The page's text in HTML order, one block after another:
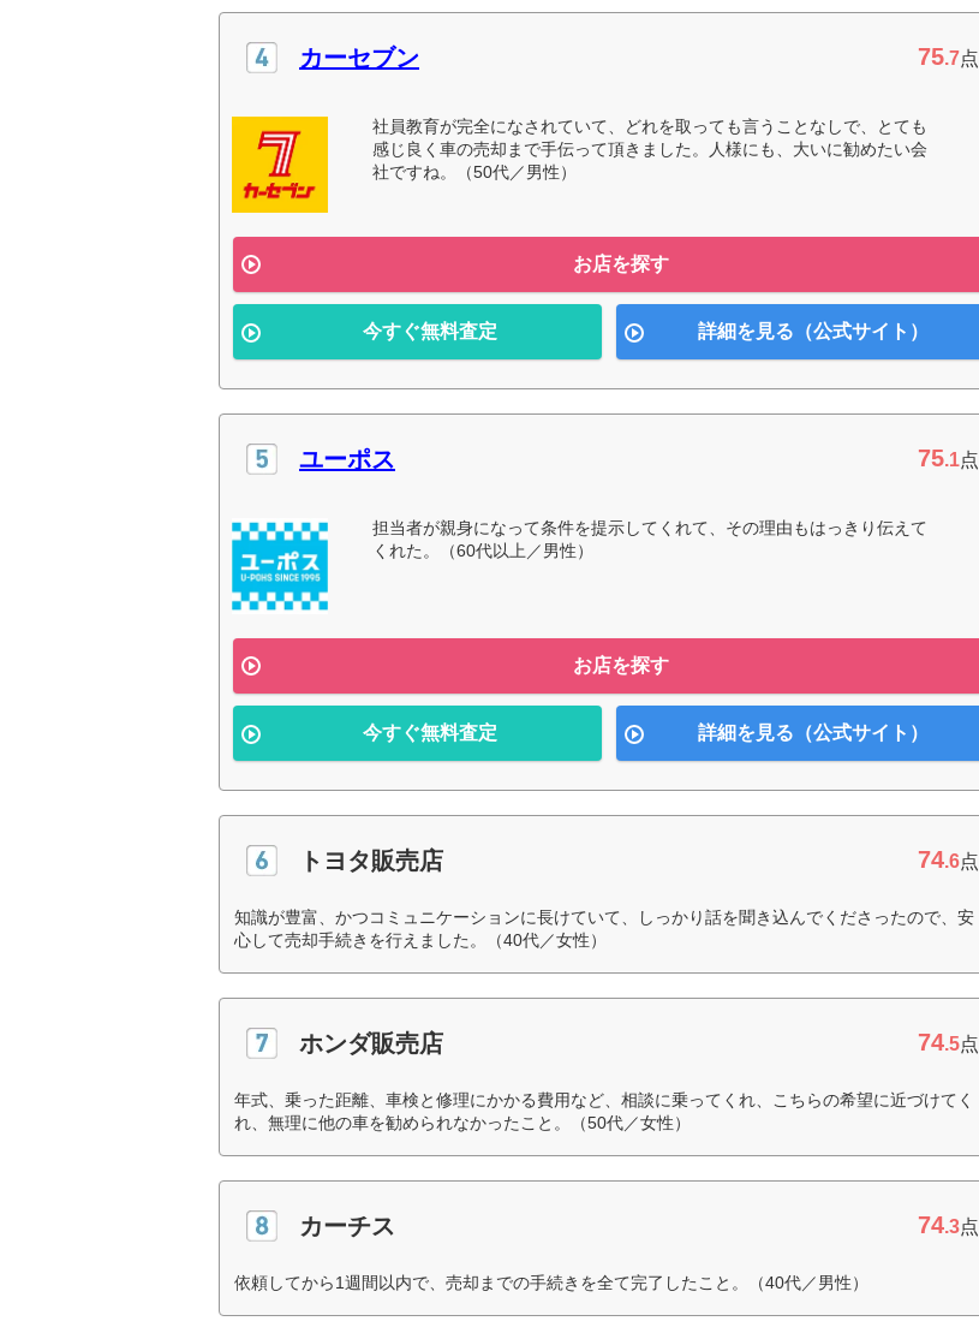
カーセブン 75.7点
社員教育が完全になされていて、どれを取っても言うことなしで、とても
感じ良く車の売却まで手伝って頂きました。人様にも、大いに勧めたい会
社ですね。（50代／男性）
お店を探す
今すぐ無料査定 詳細を見る（公式サイト）
ユーポス 75.1点
担当者が親身になって条件を提示してくれて、その理由もはっきり伝えて
くれた。（60代以上／男性）
お店を探す
今すぐ無料査定 詳細を見る（公式サイト）
トヨタ販売店 74.6点
知識が豊富、かつコミュニケーションに長けていて、しっかり話を聞き込んでくださったので、安
心して売却手続きを行えました。（40代／女性）
ホンダ販売店 74.5点
年式、乗った距離、車検と修理にかかる費用など、相談に乗ってくれ、こちらの希望に近づけてく
れ、無理に他の車を勧められなかったこと。（50代／女性）
カーチス 74.3点
依頼してから1週間以内で、売却までの手続きを全て完了したこと。（40代／男性）